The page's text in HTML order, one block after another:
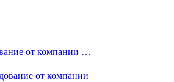
от компании …